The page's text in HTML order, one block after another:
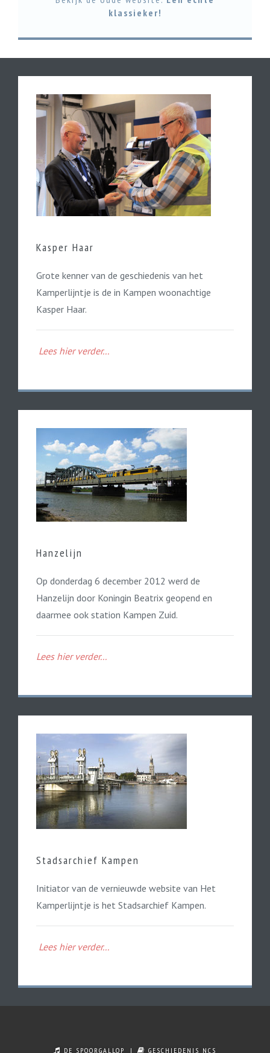
klassieker!
Kasper Haar
Grote kenner van de geschiedenis van het
Kamperlijntje is de in Kampen woonachtige
Kasper Haar.
Lees hier verder...
Hanzelijn
Op donderdag 6 december 2012 werd de
Hanzelijn door Koningin Beatrix geopend en
daarmee ook station Kampen Zuid.
Lees hier verder...
Stadsarchief Kampen
Initiator van de vernieuwde website van Het
Kamperlijntje is het Stadsarchief Kampen.
Lees hier verder...
DE SPOORGALLOP GESCHIEDENIS NCS